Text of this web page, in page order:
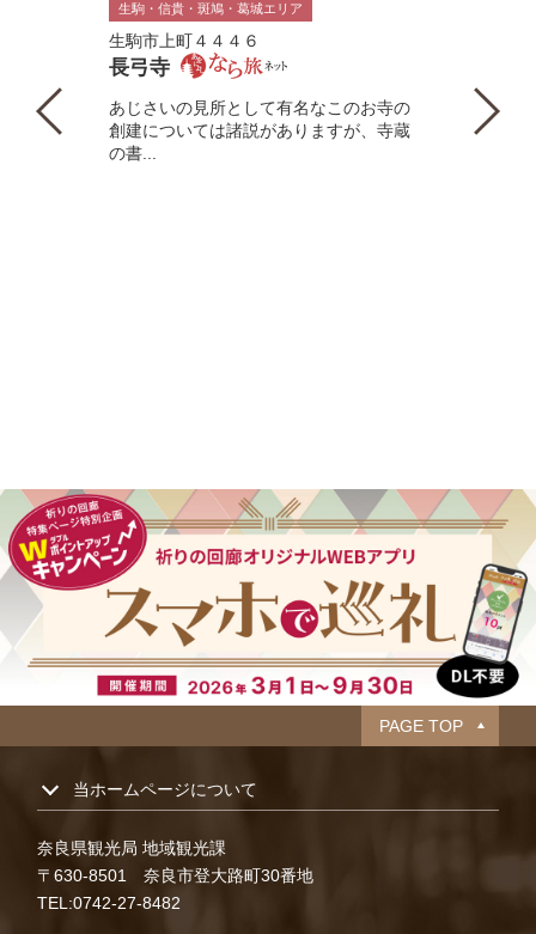
生駒・信貴・斑鳩・葛城エリア
生駒市上町４４４６
長弓寺
あじさいの見所として有名なこのお寺の
創建については諸説がありますが、寺蔵
の書...
PAGE TOP
当ホームページについて
奈良県観光局 地域観光課
〒630-8501 奈良市登大路町30番地
TEL:0742-27-8482